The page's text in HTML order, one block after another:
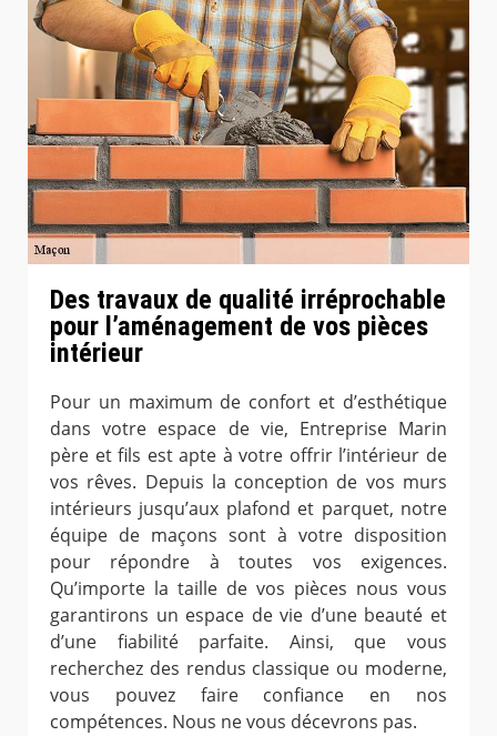
Des travaux de qualité irréprochable
pour l’aménagement de vos pièces
intérieur
Pour un maximum de confort et d’esthétique
dans votre espace de vie, Entreprise Marin
père et fils est apte à votre offrir l’intérieur de
vos rêves. Depuis la conception de vos murs
intérieurs jusqu’aux plafond et parquet, notre
équipe de maçons sont à votre disposition
pour répondre à toutes vos exigences.
Qu’importe la taille de vos pièces nous vous
garantirons un espace de vie d’une beauté et
d’une fiabilité parfaite. Ainsi, que vous
recherchez des rendus classique ou moderne,
vous pouvez faire confiance en nos
compétences. Nous ne vous décevrons pas.